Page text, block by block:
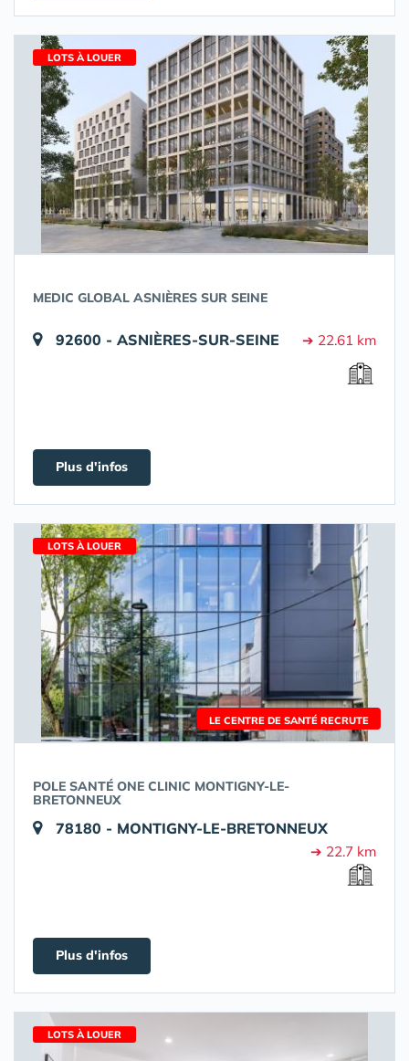
LOTS À LOUER
MEDIC GLOBAL ASNIÈRES SUR SEINE
92600 - ASNIÈRES-SUR-SEINE ➔ 22.61 km
Plus d'infos
LE CENTRE DE SANTÉ RECRUTE
LOTS À LOUER
POLE SANTÉ ONE CLINIC MONTIGNY-LE-
BRETONNEUX
78180 - MONTIGNY-LE-BRETONNEUX
➔ 22.7 km
Plus d'infos
LOTS À LOUER